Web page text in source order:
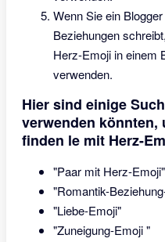
Wenn Sie ein
Beziehungen
Herz-Emoji in einem
verwenden.
Hier sind einige
verwenden könnten,
finden le mit Herz-
"Paar mit Herz-Emoji"
"Romantik-
"Liebe-Emoji"
"Zuneigung-Emoji "